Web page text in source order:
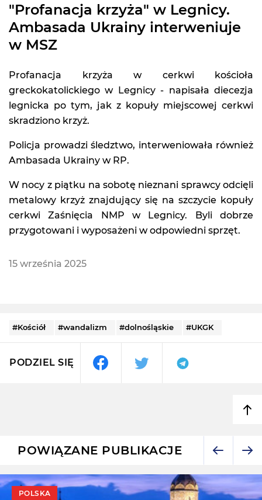
"Profanacja krzyża" w Legnicy.
Ambasada Ukrainy interweniuje
w MSZ
Profanacja krzyża w cerkwi kościoła
greckokatolickiego w Legnicy - napisała diecezja
legnicka po tym, jak z kopuły miejscowej cerkwi
skradziono krzyż.
Policja prowadzi śledztwo, interweniowała również
Ambasada Ukrainy w RP.
W nocy z piątku na sobotę nieznani sprawcy odcięli
metalowy krzyż znajdujący się na szczycie kopuły
cerkwi Zaśnięcia NMP w Legnicy. Byli dobrze
przygotowani i wyposażeni w odpowiedni sprzęt.
15 września 2025
#Kościół #wandalizm #dolnośląskie #UKGK
PODZIEL SIĘ
POWIĄZANE PUBLIKACJE
POLSKA